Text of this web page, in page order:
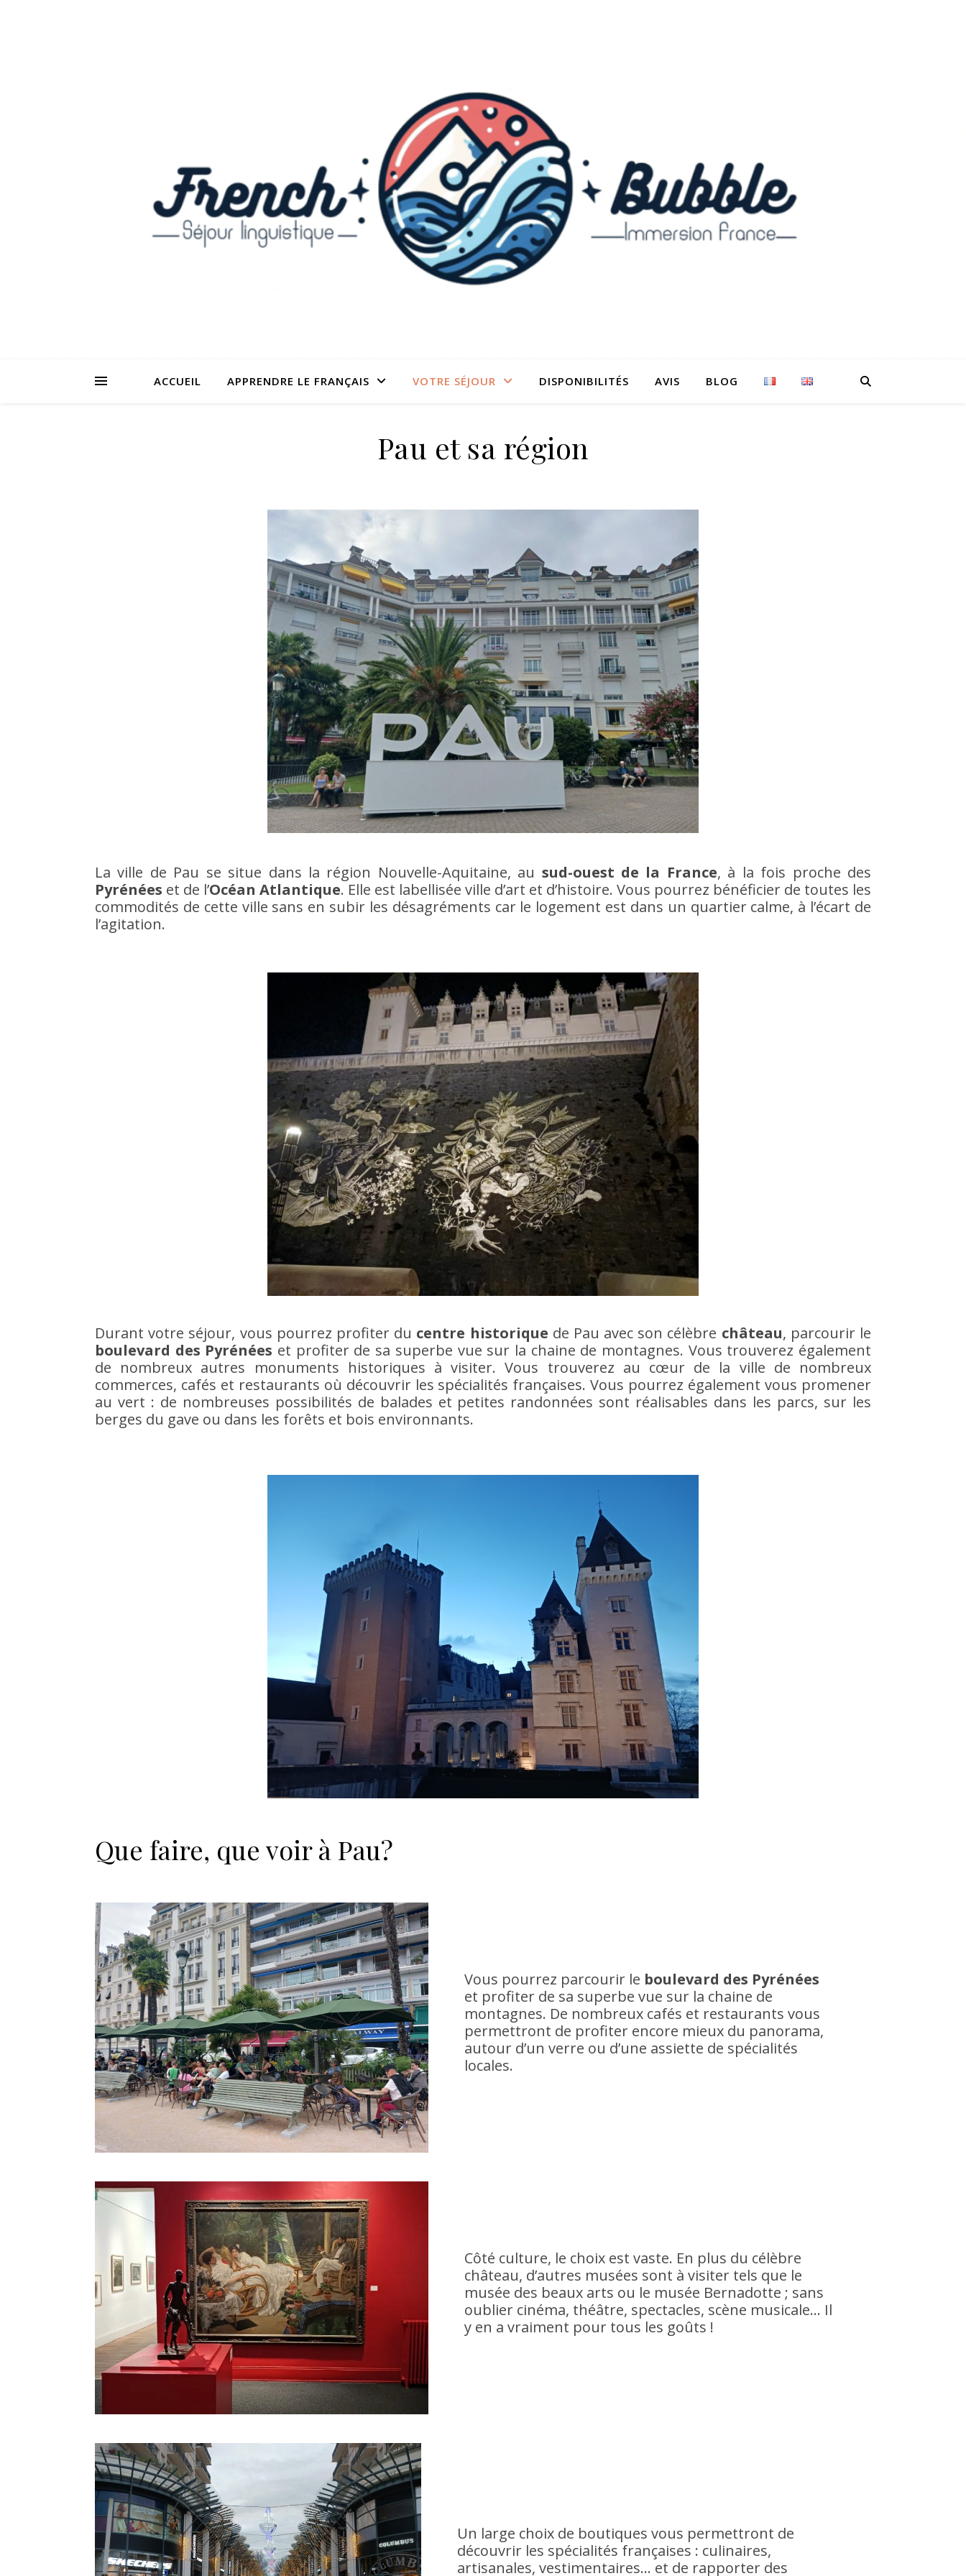
ACCUEIL APPRENDRE LE FRANÇAIS VOTRE SÉJOUR DISPONIBILITÉS AVIS BLOG
Pau et sa région
La ville de Pau se situe dans la région Nouvelle-Aquitaine, au sud-ouest de la France, à la fois proche des
Pyrénées et de l’Océan Atlantique. Elle est labellisée ville d’art et d’histoire. Vous pourrez bénéficier de toutes les
commodités de cette ville sans en subir les désagréments car le logement est dans un quartier calme, à l’écart de
l’agitation.
Durant votre séjour, vous pourrez profiter du centre historique de Pau avec son célèbre château, parcourir le
boulevard des Pyrénées et profiter de sa superbe vue sur la chaine de montagnes. Vous trouverez également
de nombreux autres monuments historiques à visiter. Vous trouverez au cœur de la ville de nombreux
commerces, cafés et restaurants où découvrir les spécialités françaises. Vous pourrez également vous promener
au vert : de nombreuses possibilités de balades et petites randonnées sont réalisables dans les parcs, sur les
berges du gave ou dans les forêts et bois environnants.
Que faire, que voir à Pau?
Vous pourrez parcourir le boulevard des Pyrénées
et profiter de sa superbe vue sur la chaine de
montagnes. De nombreux cafés et restaurants vous
permettront de profiter encore mieux du panorama,
autour d’un verre ou d’une assiette de spécialités
locales.
Côté culture, le choix est vaste. En plus du célèbre
château, d’autres musées sont à visiter tels que le
musée des beaux arts ou le musée Bernadotte ; sans
oublier cinéma, théâtre, spectacles, scène musicale… Il
y en a vraiment pour tous les goûts !
Un large choix de boutiques vous permettront de
découvrir les spécialités françaises : culinaires,
artisanales, vestimentaires… et de rapporter des